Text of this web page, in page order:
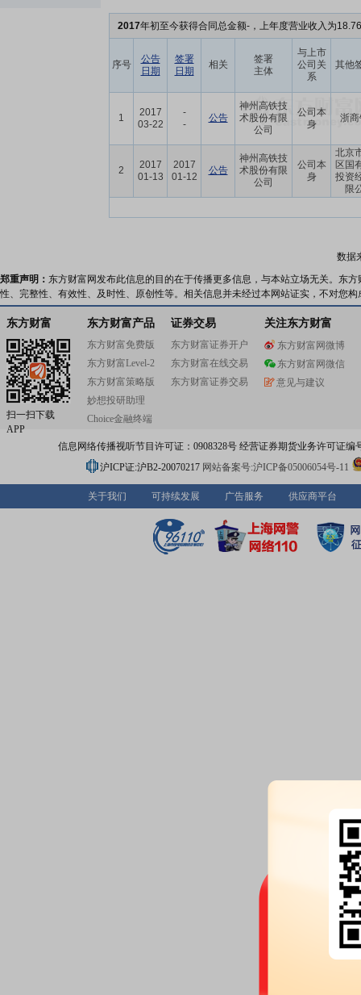
2017年初至今获得合同总金额-，上年度营业收入为
序号
公告
日期
签署
日期
相关
签署
主体
与上市
公司关
系
其他
1
2017
03-22
-
-
公告
神州高铁技
术股份有限
公司
公司本
身
浙
2
2017
01-13
2017
01-12
公告
神州高铁技
术股份有限
公司
公司本
身
北京
区国
投资
限
数据
郑重声明： 东方财富网发布此信息的目的在于传播更多信息，与本站立场无关。东
性、完整性、有效性、及时性、原创性等。相关信息并未经过本网站证实，不对您
东方财富
扫一扫下载
APP
东方财富产品
东方财富免费版
东方财富Level-2
东方财富策略版
妙想投研助理
Choice金融终端
证券交易
东方财富证券开户
东方财富在线交易
东方财富证券交易
关注东方财富
东方财富网微博
东方财富网微信
意见与建议
信息网络传播视听节目许可证：0908328号 经营证券期货业务许可证编
沪ICP证:沪B2-20070217 网站备案号:沪ICP备05006054号-11
关于我们 可持续发展 广告服务 供应商平台